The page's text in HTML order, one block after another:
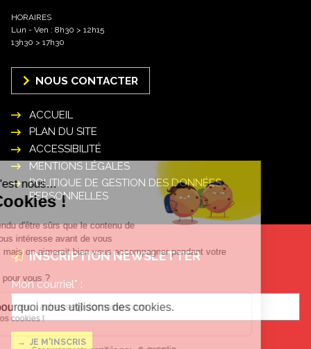
HORAIRES
Lun - Ven : 8h30 > 12h15
13h30 > 17h30
NOUS CONTACTER
ACCUEIL
PLAN DU SITE
ACCESSIBILITÉ
MENTIONS LÉGALES
POLITIQUE DE GESTION DES DONNÉES
PERSONNELLES
INSCRIPTION NEWSLETTER
Mon courriel* :